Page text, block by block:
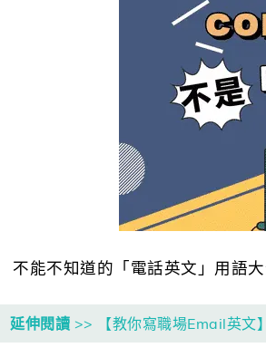
不能不知道的「電話英文」用語
延伸閱讀 >> 【教你寫職場Email英文